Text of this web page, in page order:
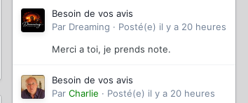
Besoin de vos avis
Par Dreaming · Posté(e) il y a 20 heures
Merci a toi, je prends note.
Besoin de vos avis
Par Charlie · Posté(e) il y a 20 heures